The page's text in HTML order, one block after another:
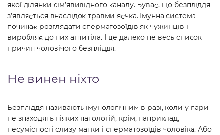
якої ділянки сім’явивідного каналу. Буває, що безпліддя
з’являється внаслідок травми яєчка. Імунна система
починає розглядати сперматозоїдів як чужинців і
виробляє до них антитіла. І це далеко не весь список
причин чоловічого безпліддя.
Не винен ніхто
Безпліддя називають імунологічним в разі, коли у пари
не знаходять ніяких патологій, крім, наприклад,
несумісності слизу матки і сперматозоїдів чоловіка. Або